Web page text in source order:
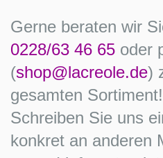
Gerne beraten wir
0228/63 46 65 oder
(shop@lacreole.de)
gesamten Sortiment!
Schreiben Sie uns
konkret an anderen